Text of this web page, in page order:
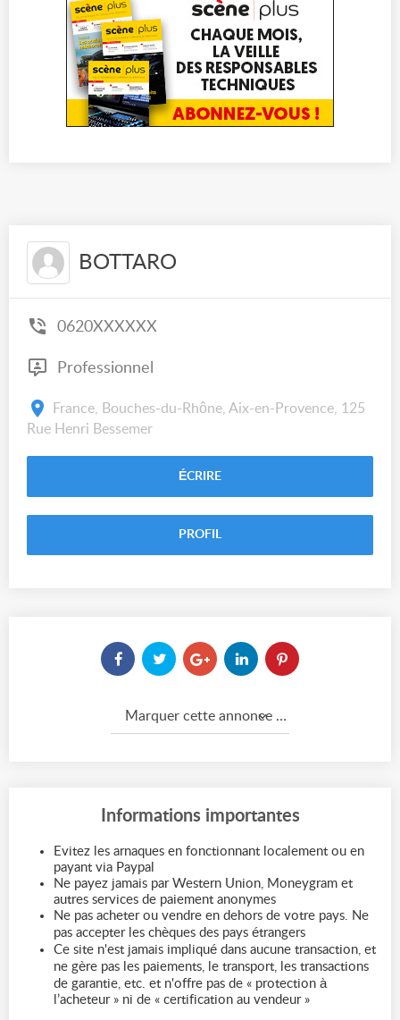
BOTTARO
0620XXXXXX
Professionnel
France, Bouches-du-Rhône, Aix-en-Provence, 125
Rue Henri Bessemer
ÉCRIRE
PROFIL
Marquer cette annonce comme...
Informations importantes
Evitez les arnaques en fonctionnant localement ou en
payant via Paypal
Ne payez jamais par Western Union, Moneygram et
autres services de paiement anonymes
Ne pas acheter ou vendre en dehors de votre pays. Ne
pas accepter les chèques des pays étrangers
Ce site n'est jamais impliqué dans aucune transaction, et
ne gère pas les paiements, le transport, les transactions
de garantie, etc. et n'offre pas de « protection à
l’acheteur » ni de « certification au vendeur »